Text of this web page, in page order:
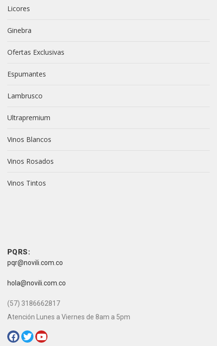
Licores
Ginebra
Ofertas Exclusivas
Espumantes
Lambrusco
Ultrapremium
Vinos Blancos
Vinos Rosados
Vinos Tintos
PQRS:
pqr@novili.com.co
hola@novili.com.co
(57) 3186662817
Atención Lunes a Viernes de 8am a 5pm